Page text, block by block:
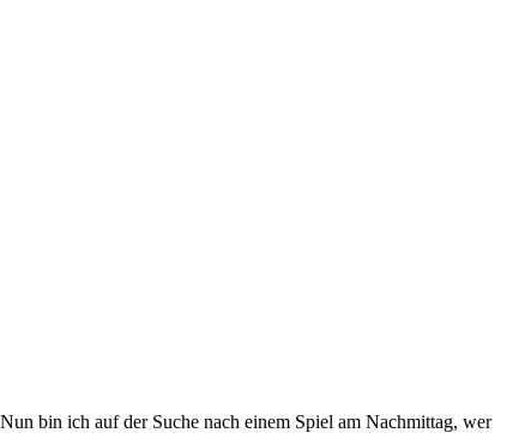
bin ich auf der Suche nach einem Spiel am Nachmittag, wer